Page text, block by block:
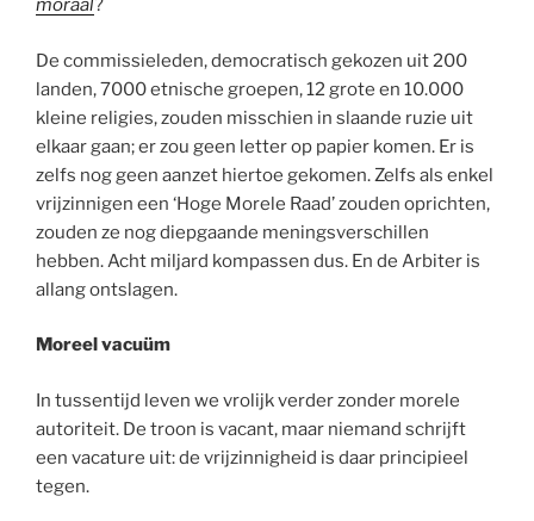
moraal ?
De commissieleden, democratisch gekozen uit 200
landen, 7000 etnische groepen, 12 grote en 10.000
kleine religies, zouden misschien in slaande ruzie uit
elkaar gaan; er zou geen letter op papier komen. Er is
zelfs nog geen aanzet hiertoe gekomen. Zelfs als enkel
vrijzinnigen een ‘Hoge Morele Raad’ zouden oprichten,
zouden ze nog diepgaande meningsverschillen
hebben. Acht miljard kompassen dus. En de Arbiter is
allang ontslagen.
Moreel vacuüm
In tussentijd leven we vrolijk verder zonder morele
autoriteit. De troon is vacant, maar niemand schrijft
een vacature uit: de vrijzinnigheid is daar principieel
tegen.